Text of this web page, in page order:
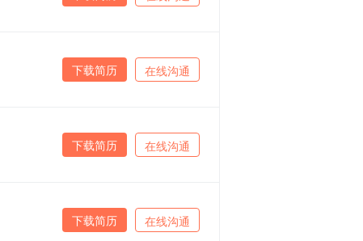
在线沟通
下载简历
在线沟通
下载简历
在线沟通
下载简历